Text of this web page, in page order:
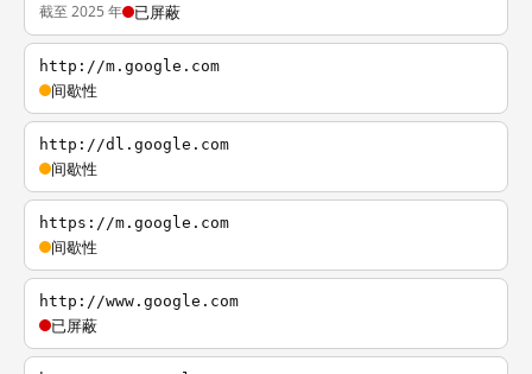
截至 2025 年 已屏蔽
http://m.google.com
间歇性
http://dl.google.com
间歇性
https://m.google.com
间歇性
http://www.google.com
已屏蔽